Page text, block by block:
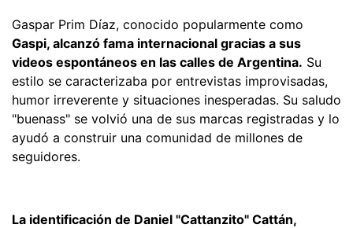
Gaspar Prim Díaz, conocido popularmente como
Gaspi, alcanzó fama internacional gracias a sus
videos espontáneos en las calles de Argentina. Su
estilo se caracterizaba por entrevistas improvisadas,
humor irreverente y situaciones inesperadas. Su saludo
"buenass" se volvió una de sus marcas registradas y lo
ayudó a construir una comunidad de millones de
seguidores.
La identificación de Daniel "Cattanzito" Cattán,